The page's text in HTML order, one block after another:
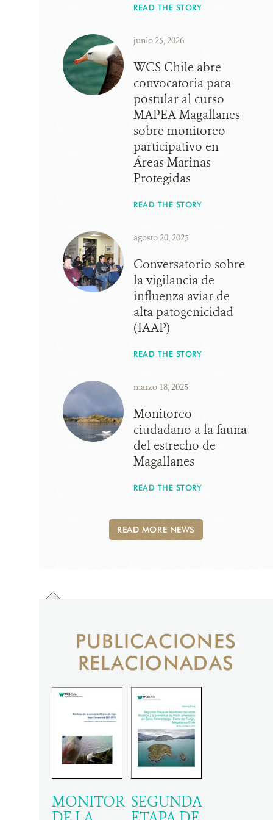
READ THE STORY
junio 25, 2026
WCS Chile abre
convocatoria para
postular al curso
MAPEA Magallanes
sobre monitoreo
participativo en
Áreas Marinas
Protegidas
READ THE STORY
agosto 20, 2025
Conversatorio sobre
la vigilancia de
influenza aviar de
alta patogenicidad
(IAAP)
READ THE STORY
marzo 18, 2025
Monitoreo
ciudadano a la fauna
del estrecho de
Magallanes
READ THE STORY
READ MORE NEWS
PUBLICACIONES
RELACIONADAS
MONITOREOSEGUNDA